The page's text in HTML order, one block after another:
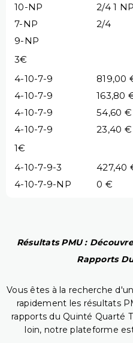
10-NP
2/4 1 NP
7-NP
2/4
9-NP
3€
4-10-7-9
819,00
4-10-7-9
163,80
4-10-7-9
54,60 €
4-10-7-9
23,40 €
1€
4-10-7-9-3
427,40
4-10-7-9-NP
0 €
Résultats PMU :
Rapports
Vous êtes à la recherche
rapidement les résultats
rapports du Quinté Quarté
loin, notre plateforme